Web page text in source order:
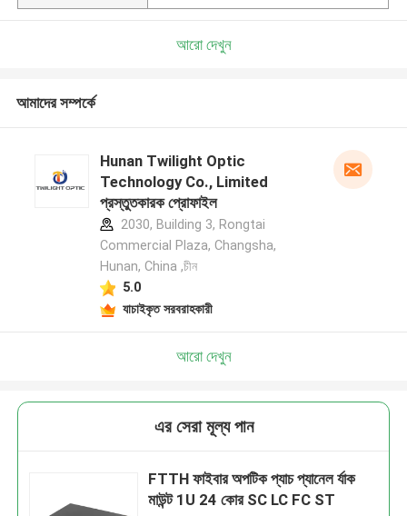
আরো দেখুন
আমাদের সম্পর্কে
Hunan Twilight Optic
Technology Co., Limited
প্রস্তুতকারক প্রোফাইল
2030, Building 3, Rongtai
Commercial Plaza, Changsha,
Hunan, China ,চীন
5.0
যাচাইকৃত সরবরাহকারী
আরো দেখুন
এর সেরা মূল্য পান
FTTH ফাইবার অপটিক প্যাচ প্যানেল র্যাক
মাউন্ট 1U 24 কোর SC LC FC ST